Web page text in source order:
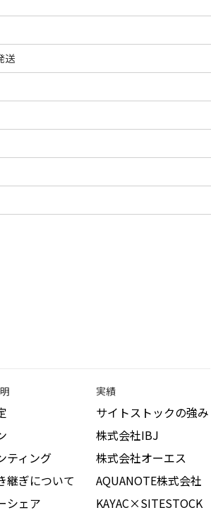
送
ティング
継ぎについて
シェア
実績
サイトストックの強み
株式会社IBJ
株式会社オーエス
AQUANOTE株式会社
KAYAC×SITESTOCK